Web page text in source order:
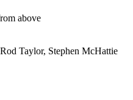
above
Taylor, Stephen McHattie